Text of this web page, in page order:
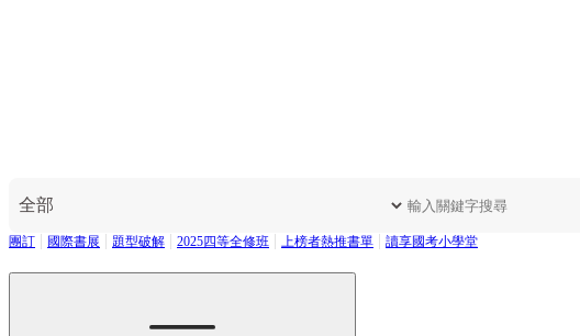
團訂 國際書展 題型破解 2025四等全修班 上榜者熱推書單 讀享國考小學堂